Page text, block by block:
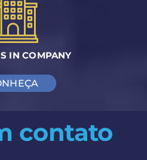
IN COMPANY
contato